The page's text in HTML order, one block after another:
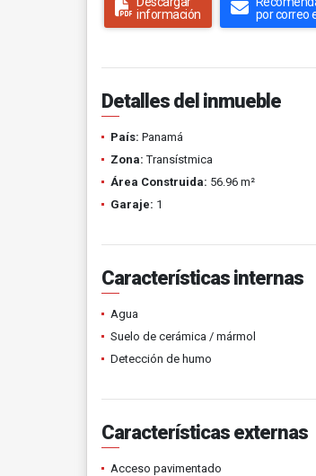
información
por correo
Detalles del inmueble
País: Panamá
Zona: Transístmica
Área Construida: 56.96 m²
Garaje: 1
Características internas
Agua
Suelo de cerámica / mármol
Detección de humo
Características externas
Acceso pavimentado